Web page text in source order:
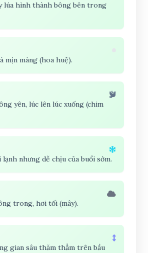
lúa hình thành bông bên trong
mịn màng (hoa huệ).
yên, lúc lên lúc xuống (chim
lạnh nhưng dễ chịu của buổi sớm.
trong, hơi tối (mây).
gian sâu thăm thẳm trên bầu